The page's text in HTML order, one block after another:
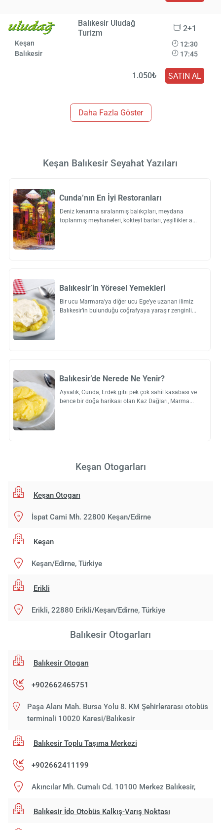
Balıkesir Uludağ
Turizm
2+1
Keşan
Balıkesir
12:30
17:45
1.050₺ SATIN AL
Daha Fazla Göster
Keşan Balıkesir Seyahat Yazıları
Cunda’nın En İyi Restoranları
Deniz kenarına sıralanmış balıkçıları, meydana
toplanmış meyhaneleri, kokteyl barları, yeşillikler a
Balıkesir’in Yöresel Yemekleri
Bir ucu Marmara’ya diğer ucu Ege’ye uzanan ilimiz
Balıkesir’in bulunduğu coğrafyaya yaraşır zenginli
Balıkesir’de Nerede Ne Yenir?
Ayvalık, Cunda, Erdek gibi pek çok sahil kasabası ve
bence bir doğa harikası olan Kaz Dağları, Marma
Keşan Otogarları
Keşan Otogarı
İspat Cami Mh. 22800 Keşan/Edirne
Keşan
Keşan/Edirne, Türkiye
Erikli
Erikli, 22880 Erikli/Keşan/Edirne, Türkiye
Balıkesir Otogarları
Balıkesir Otogarı
+902662465751
Paşa Alanı Mah. Bursa Yolu 8. KM Şehirlerarası otobüs
terminali 10020 Karesi/Balıkesir
Balıkesir Toplu Taşıma Merkezi
+902662411199
Akıncılar Mh. Cumalı Cd. 10100 Merkez Balıkesir,
Balıkesir İdo Otobüs Kalkış-Varış Noktası